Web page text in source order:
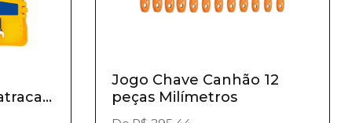
Jogo Chave Canhão 12
peças Milímetros